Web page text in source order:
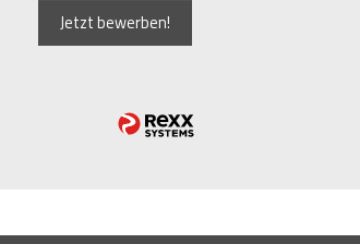
Jetzt bewerben!